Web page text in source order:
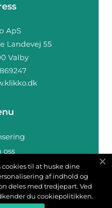
oss
oss
cookies til at huske dine
af indhold og
deles med tredjepart. Ved
du cookiepolitikken.